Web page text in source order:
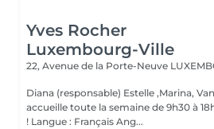
Yves Rocher
Luxembourg-Ville
22, Avenue de la Porte-Neuve
Diana (responsable) Estelle ,Marina,
accueille toute la semaine de 9h30 à
! Langue : Français Ang...